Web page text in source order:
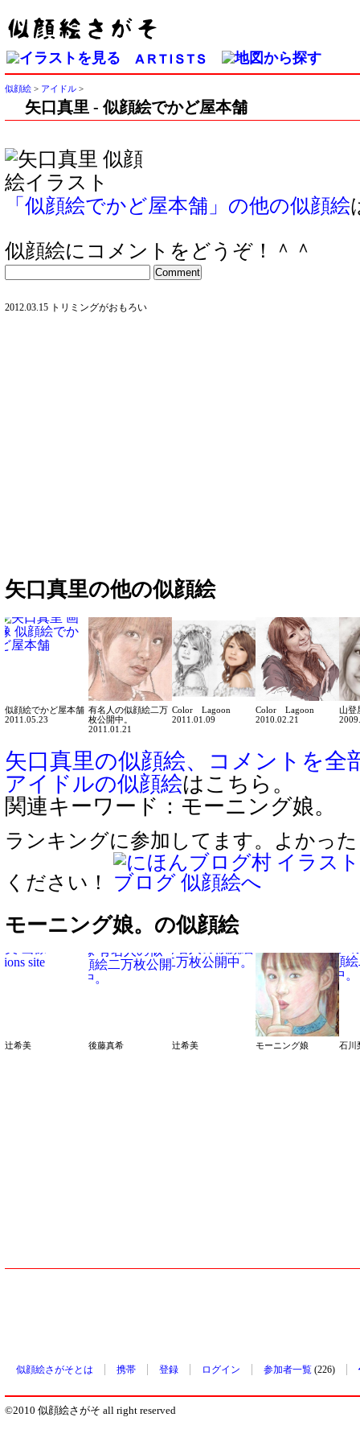
似顔絵 > アイドル >
矢口真里 - 似顔絵でかど屋本舗
「似顔絵でかど屋本舗」の他の似顔絵
似顔絵にコメントをどうぞ！＾＾
2012.03.15 トリミングがおもろい
矢口真里の他の似顔絵
似顔絵でかど屋本舗
2011.05.23
有名人の似顔絵二万
枚公開中。
2011.01.21
Color Lagoon
2011.01.09
Color Lagoon
2010.02.21
山登
矢口真里の似顔絵、コメントを全
アイドルの似顔絵はこちら。
関連キーワード：モーニング娘。
ランキングに参加してます。よかっ
ください！
モーニング娘。の似顔絵
辻希美 後藤真希 辻希美 モーニング娘 石川
似顔絵さがそとは 携帯 登録 ログイン 参加者一覧 (226)
©2010 似顔絵さがそ all right reserved